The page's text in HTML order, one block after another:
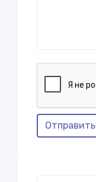
Отправить